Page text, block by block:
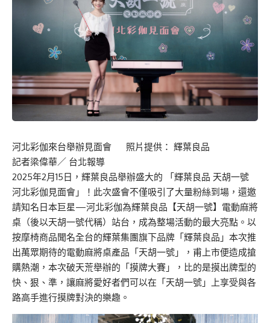
河北彩伽來台舉辦見面會 照片提供： 輝葉良品
記者梁偉華／ 台北報導
2025年2月15日，輝葉良品舉辦盛大的 「輝葉良品 天胡一號
河北彩伽見面會」！此次盛會不僅吸引了大量粉絲到場，還邀
請知名日本巨星—河北彩伽為輝葉良品【天胡一號】電動麻將
桌（後以天胡一號代稱）站台，成為整場活動的最大亮點。以
按摩椅商品聞名全台的輝葉集團旗下品牌「輝葉良品」本次推
出萬眾期待的電動麻將桌產品「天胡一號」，甫上市便造成搶
購熱潮，本次破天荒舉辦的「摸牌大賽」，比的是摸出牌型的
快、狠、準，讓麻將愛好者們可以在「天胡一號」上享受與各
路高手進行摸牌對決的樂趣。